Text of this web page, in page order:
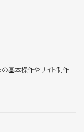
の基本操作やサイト制作